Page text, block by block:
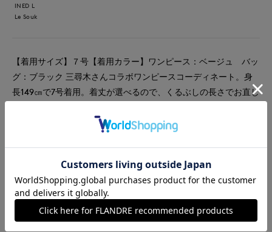
INED L
Le Souk
【着用サイズ】７号【着用カラー】ワンピース：ベージュ バッ
グ：ブラック 三尋木さんコラボワンピースコーディネート。身
長149㎝で7号着用。着丈が選べるので、くるぶしの長さでお直し
いてしわにもなりにくく、暑い日の通勤にぴったり。テーラード
#ワンピース #通勤・仕事 #食事会
#イージーケア #大きいサイズ
#エレガンス #骨格ウェーブ #コラボ